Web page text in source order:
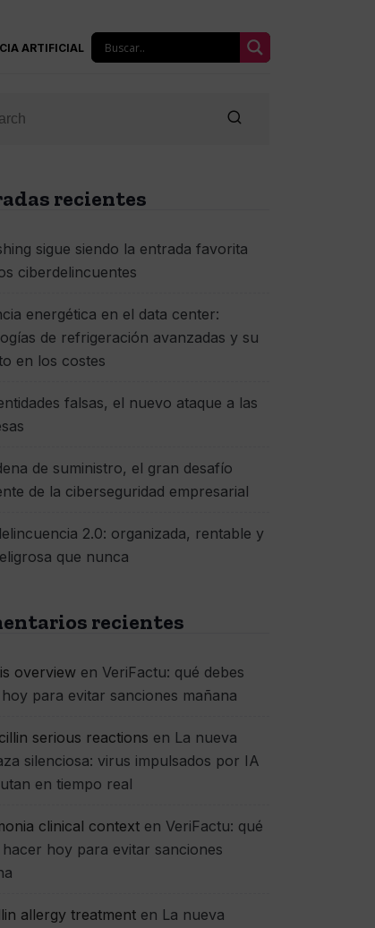
ARTIFICIAL
recientes
sigue siendo la entrada favorita
ciberdelincuentes
energética en el data center:
de refrigeración avanzadas y su
en los costes
falsas, el nuevo ataque a las
de suministro, el gran desafío
de la ciberseguridad empresarial
2.0: organizada, rentable y
que nunca
recientes
overview en VeriFactu: qué debes
para evitar sanciones mañana
serious reactions en La nueva
silenciosa: virus impulsados por IA
en tiempo real
clinical context en VeriFactu: qué
hacer hoy para evitar sanciones
allergy treatment en La nueva